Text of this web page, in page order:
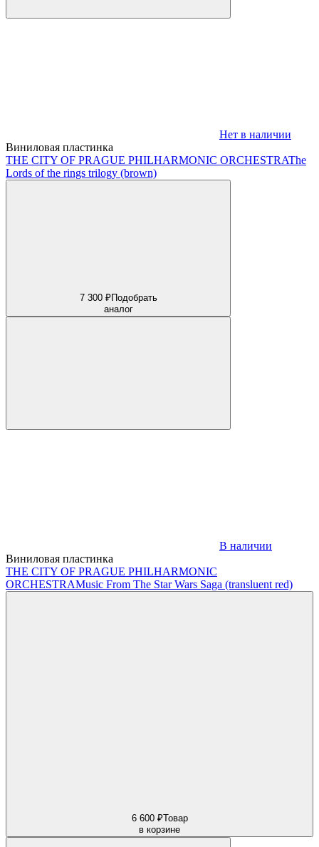
Нет в наличии
Виниловая пластинка
THE CITY OF PRAGUE PHILHARMONIC ORCHESTRAThe
Lords of the rings trilogy (brown)
7 300 ₽Подобрать
аналог
В наличии
Виниловая пластинка
THE CITY OF PRAGUE PHILHARMONIC
ORCHESTRAMusic From The Star Wars Saga (transluent red)
6 600 ₽Товар
в корзине